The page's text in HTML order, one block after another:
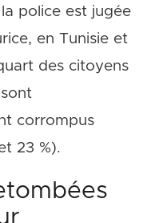
police est jugée
en Tunisie et
des citoyens
corrompus
23 %).